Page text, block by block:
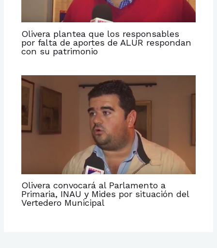
Olivera plantea que los responsables
por falta de aportes de ALUR respondan
con su patrimonio
Olivera convocará al Parlamento a
Primaria, INAU y Mides por situación del
Vertedero Municipal